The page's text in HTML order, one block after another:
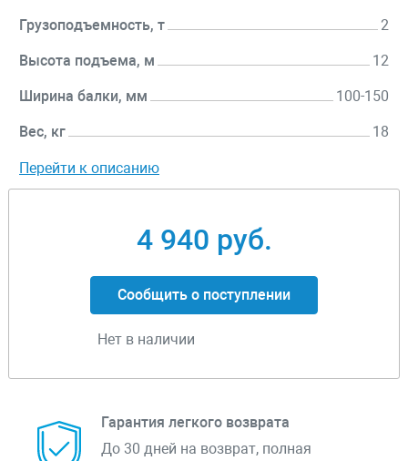
Грузоподъемность, т 2
Высота подъема, м 12
Ширина балки, мм 100-150
Вес, кг 18
Перейти к описанию
4 940 руб.
Сообщить о поступлении
Нет в наличии
Гарантия легкого возврата
До 30 дней на возврат, полная